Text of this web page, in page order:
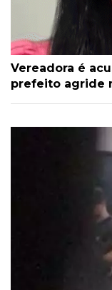
Vereadora é
prefeito agride